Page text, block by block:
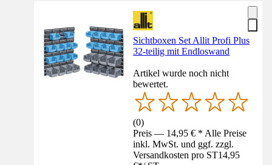
Sichtboxen Set Allit Profi Plus
32-teilig mit Endloswand
Artikel wurde noch nicht
bewertet.
(0)
Preis — 14,95 € * Alle Preise
inkl. MwSt. und ggf. zzgl.
Versandkosten pro ST14,95